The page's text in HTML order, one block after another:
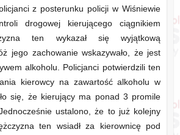
z posterunku policji w Wiśniewie
drogowej kierującego ciągnikiem
ten wykazał się wyjątkową
jego zachowanie wskazywało, że jest
alkoholu. Policjanci potwierdzili ten
kierowcy na zawartość alkoholu w
się, że kierujący ma ponad 3 promile
ustalono, że to już kolejny
ten wsiadł za kierownicę pod